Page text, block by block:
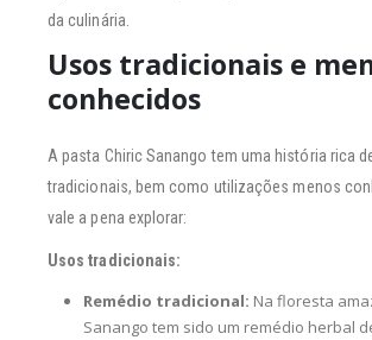
da culinária.
Usos tradicionais e
conhecidos
A pasta Chiric Sanango tem uma história rica
tradicionais, bem como utilizações menos
vale a pena explorar:
Usos tradicionais:
Remédio tradicional: Na floresta
Sanango tem sido um remédio herbal